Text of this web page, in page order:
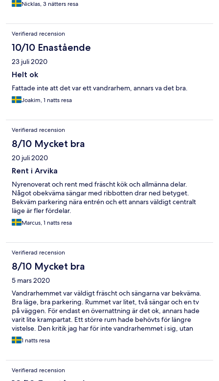
Nicklas, 3 nätters resa
Verifierad recension
10/10 Enastående
23 juli 2020
Helt ok
Fattade inte att det var ett vandrarhem, annars va det bra.
Joakim, 1 natts resa
Verifierad recension
8/10 Mycket bra
20 juli 2020
Rent i Arvika
Nyrenoverat och rent med fräscht kök och allmänna delar.
Något obekväma sängar med ribbotten drar ned betyget.
Bekväm parkering nära entrén och ett annars väldigt centralt
läge är fler fördelar.
Marcus, 1 natts resa
Verifierad recension
8/10 Mycket bra
5 mars 2020
Vandrarhemmet var väldigt fräscht och sängarna var bekväma.
Bra läge, bra parkering. Rummet var litet, två sängar och en tv
på väggen. För endast en övernattning är det ok, annars hade
varit lite krampartat. Ett större rum hade behövts för längre
vistelse. Den kritik jag har för inte vandrarhemmet i sig, utan
bristfällig information angående incheckning och vart man ska ta
vägen när man kommer fram. Man hänvisas till adressen där
(för vår del i regnväder) möts man av en skylt på dörren där man
upplyses om att ingången finns på baksidan. Vid denna diskreta
1 natts resa
Verifierad recension